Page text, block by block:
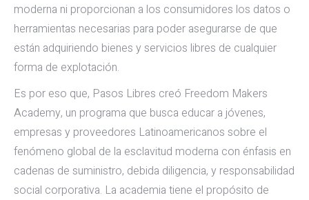
moderna ni proporcionan a los consumidores los datos o
herramientas necesarias para poder asegurarse de que
están adquiriendo bienes y servicios libres de cualquier
forma de explotación.
Es por eso que, Pasos Libres creó Freedom Makers
Academy, un programa que busca educar a jóvenes,
empresas y proveedores Latinoamericanos sobre el
fenómeno global de la esclavitud moderna con énfasis en
cadenas de suministro, debida diligencia, y responsabilidad
social corporativa. La academia tiene el propósito de